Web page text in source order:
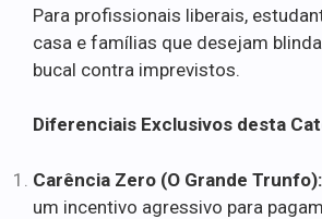
Para profissionais liberais,
casa e famílias que desejam
bucal contra imprevistos.
Diferenciais Exclusivos desta
Carência Zero (O Grande Trunfo):
um incentivo agressivo para